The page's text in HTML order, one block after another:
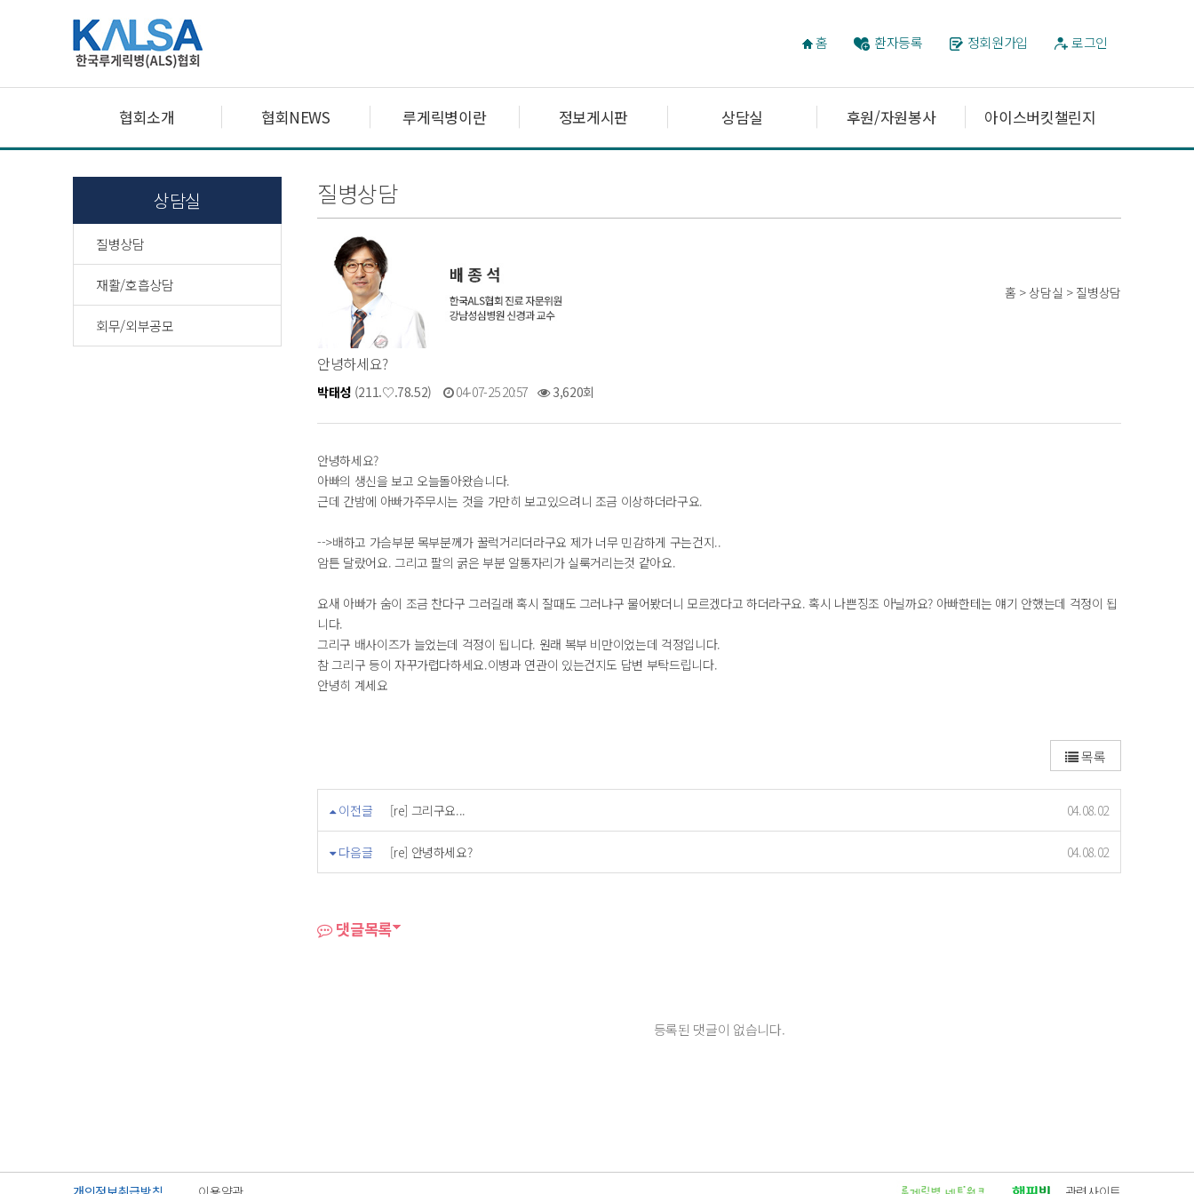
홈 환자등록 정회원가입 로그인
협회소개 협회NEWS 루게릭병이란 정보게시판 상담실 후원/자원봉사 아이스버킷챌린지
상담실
질병상담
재활/호흡상담
회무/외부공모
질병상담
홈 > 상담실 > 질병상담
안녕하세요?
박태성(211.♡.78.52) 04-07-25 20:57 3,620회
안녕하세요?
아빠의 생신을 보고 오늘돌아왔습니다.
근데 간밤에 아빠가주무시는 것을 가만히 보고있으려니 조금 이상하더라구요.
-->배하고 가슴부분 목부분께가 꿀럭거리더라구요 제가 너무 민감하게 구는건지..
암튼 달랐어요. 그리고 팔의 굵은 부분 알통자리가 실룩거리는것 같아요.
요새 아빠가 숨이 조금 찬다구 그러길래 혹시 잘때도 그러냐구 물어봤더니 모르겠다고 하더라구요. 혹시 나쁜징조 아닐까요? 아빠한테는 얘기 안했는데 걱정이 됩
니다.
그리구 배사이즈가 늘었는데 걱정이 됩니다. 원래 복부 비만이었는데 걱정입니다.
참 그리구 등이 자꾸가렵다하세요.이병과 연관이 있는건지도 답변 부탁드립니다.
안녕히 계세요
목록
이전글 [re] 그리구요... 04.08.02
다음글 [re] 안녕하세요? 04.08.02
댓글목록
등록된 댓글이 없습니다.